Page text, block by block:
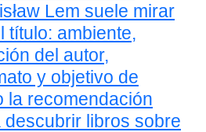
Lem suele mirar
título: ambiente,
del autor,
y objetivo de
la recomendación
descubrir libros sobre